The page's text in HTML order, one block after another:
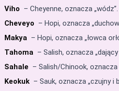
Viho – Cheyenne, oznacza
Cheveyo – Hopi, oznacza
Makya – Hopi, oznacza „łowca
Tahoma – Salish, oznacza
Sahale – Salish/Chinook, oznacza
Keokuk – Sauk, oznacza „czujny i